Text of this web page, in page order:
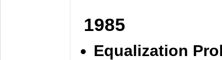
1985
Equalization